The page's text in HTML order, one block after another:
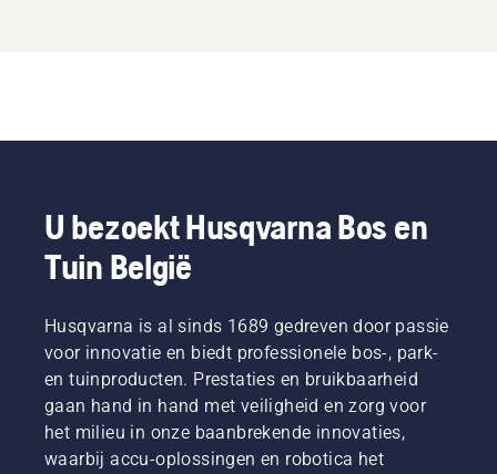
U bezoekt Husqvarna Bos en
Tuin België
Husqvarna is al sinds 1689 gedreven door passie
voor innovatie en biedt professionele bos-, park-
en tuinproducten. Prestaties en bruikbaarheid
gaan hand in hand met veiligheid en zorg voor
het milieu in onze baanbrekende innovaties,
waarbij accu-oplossingen en robotica het